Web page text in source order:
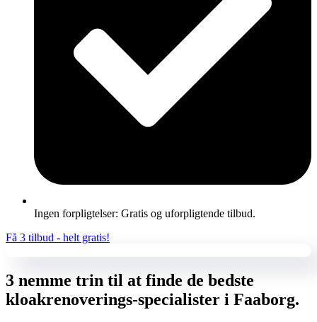
Ingen forpligtelser: Gratis og uforpligtende tilbud.
Få 3 tilbud - helt gratis!
3 nemme trin til at finde de bedste
kloakrenoverings-specialister i Faaborg.